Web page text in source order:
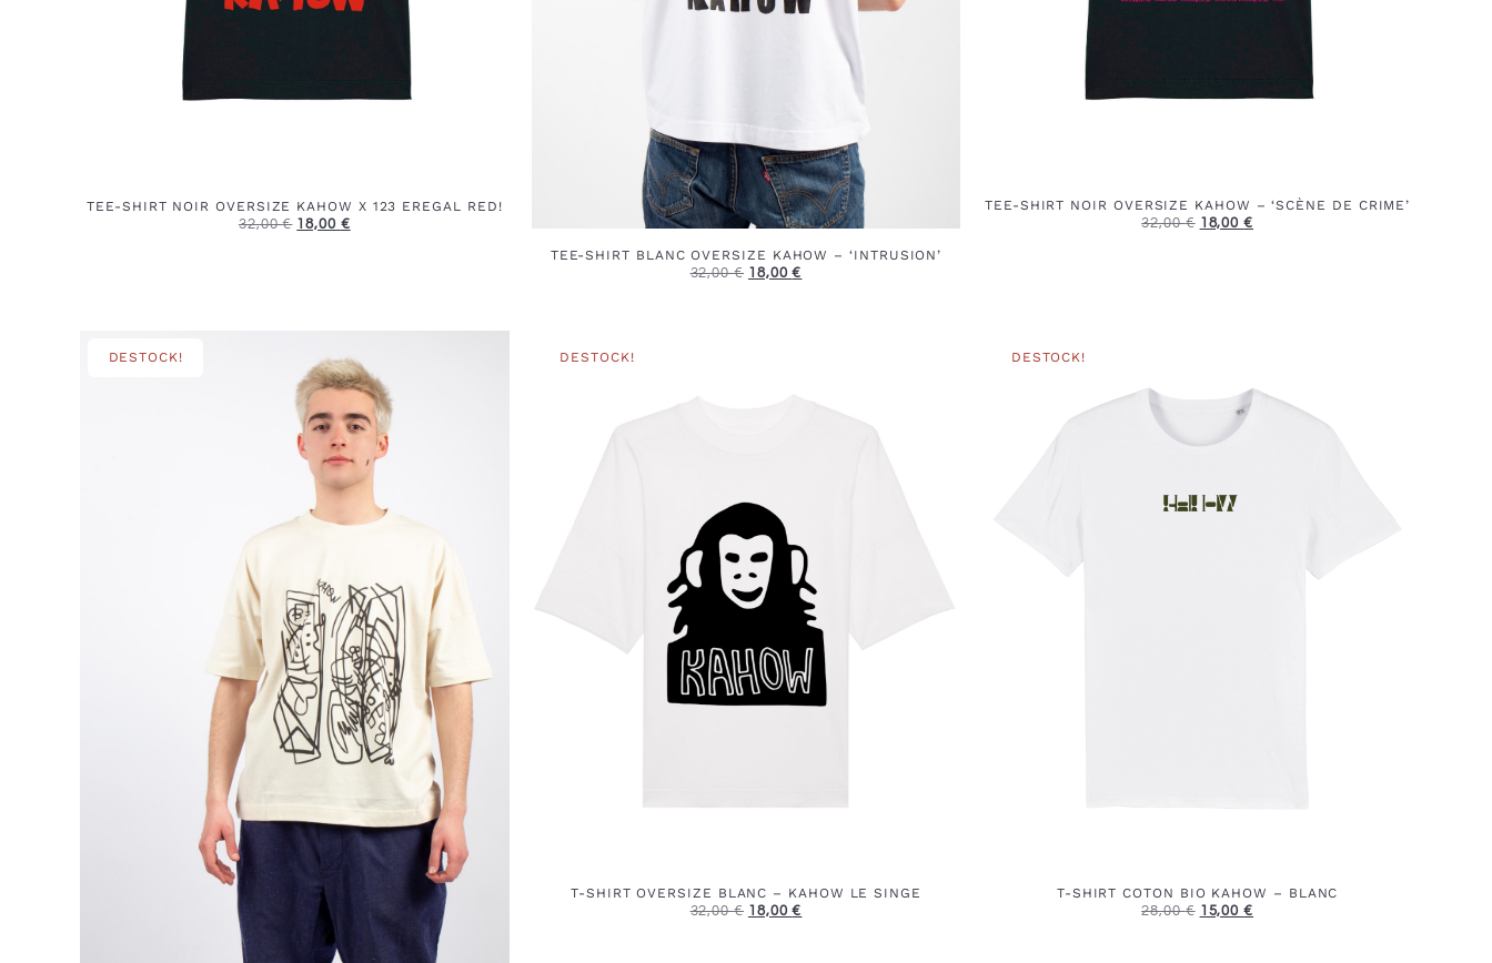
TEE-SHIRT NOIR OVERSIZE KAHOW X 123 EREGAL RED!
32,00€ 18,00 €
TEE-SHIRT BLANC OVERSIZE KAHOW – ‘INTRUSION’
32,00€ 18,00€
TEE-SHIRT NOIR OVERSIZE KAHOW – ‘SCÈNE DE CRIME’
32,00€ 18,00€
DESTOCK! DESTOCK!
T-SHIRT OVERSIZE BLANC – KAHOW LE SINGE
32,00€ 18,00€
DESTOCK!
T-SHIRT COTON BIO KAHOW – BLANC
28,00€ 15,00€